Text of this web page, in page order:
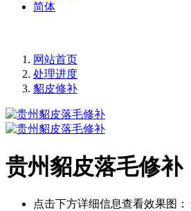
简体
网站首页
处理进度
貂皮修补
贵州貂皮落毛修补
点击下方详细信息查看效果图：